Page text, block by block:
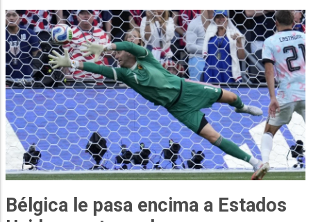
Bélgica le pasa encima a Estados